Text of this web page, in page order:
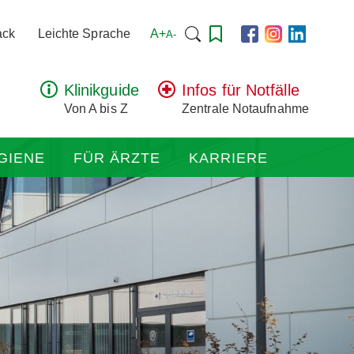
Leichte Sprache A+A- Suchen
Klinikguide
Von A bis Z
Infos für Notfälle
Zentrale Notaufnahme
FÜR ÄRZTE KARRIERE